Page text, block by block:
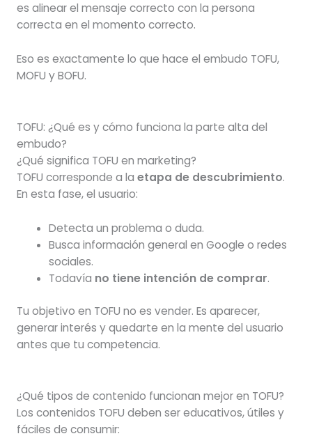
es alinear el mensaje correcto con la persona
correcta en el momento correcto.
Eso es exactamente lo que hace el embudo TOFU,
MOFU y BOFU.
TOFU: ¿Qué es y cómo funciona la parte alta del
embudo?
¿Qué significa TOFU en marketing?
TOFU corresponde a la etapa de descubrimiento.
En esta fase, el usuario:
Detecta un problema o duda.
Busca información general en Google o redes
sociales.
Todavía no tiene intención de comprar.
Tu objetivo en TOFU no es vender. Es aparecer,
generar interés y quedarte en la mente del usuario
antes que tu competencia.
¿Qué tipos de contenido funcionan mejor en TOFU?
Los contenidos TOFU deben ser educativos, útiles y
fáciles de consumir: